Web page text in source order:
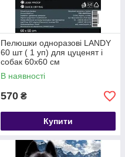
Пелюшки одноразові LANDY
60 шт ( 1 уп) для цуценят і
собак 60х60 см
В наявності
570 ₴
Купити